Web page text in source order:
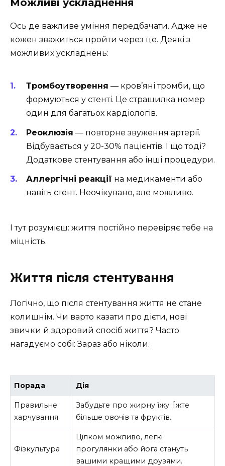
Можливі ускладнення
Ось де важливе уміння передбачати. Адже не
кожен зважиться пройти через це. Деякі з
можливих ускладнень:
Тромбоутворення — кров’яні тромби, що
формуються у стенті. Це страшилка номер
один для багатьох кардіологів.
Реоклюзія — повторне звуження артерії.
Відбувається у 20-30% пацієнтів. І що тоді?
Додаткове стентування або інші процедури.
Аллергічні реакції на медикаменти або
навіть стент. Неочікувано, але можливо.
І тут розумієш: життя постійно перевіряє тебе на
міцність.
Життя після стентування
Логічно, що після стентування життя не стане
колишнім. Чи варто казати про дієти, нові
звички й здоровий спосіб життя? Часто
нагадуємо собі: Зараз або ніколи.
Порада Дія
Правильне
харчування
Забудьте про жирну їжу. Їжте
більше овочів та фруктів.
Фізкультура
Цілком можливо, легкі
прогулянки або йога стануть
вашими кращими друзями.